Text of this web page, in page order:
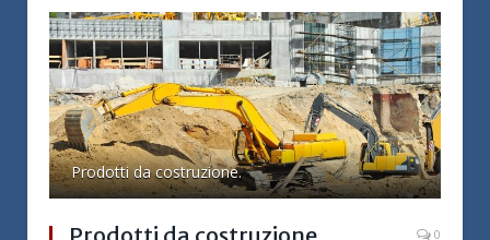
Prodotti da costruzione.
0